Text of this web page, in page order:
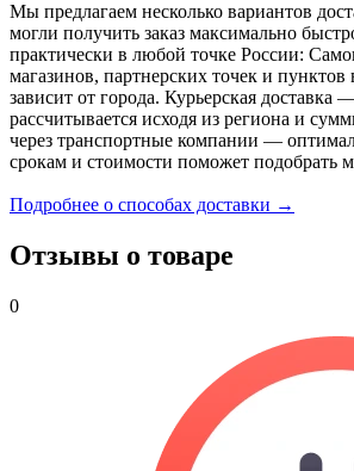
Мы предлагаем несколько вариантов
могли получить заказ максимально
практически в любой точке России:
магазинов, партнерских точек и
зависит от города. Курьерская доставка
рассчитывается исходя из региона и
через транспортные компании —
срокам и стоимости поможет подобрать
Подробнее о способах доставки →
Отзывы о товаре
0